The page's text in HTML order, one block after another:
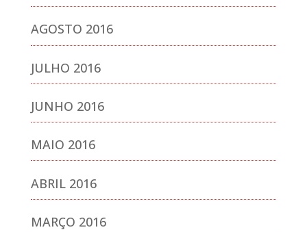
AGOSTO 2016
JULHO 2016
JUNHO 2016
MAIO 2016
ABRIL 2016
MARÇO 2016